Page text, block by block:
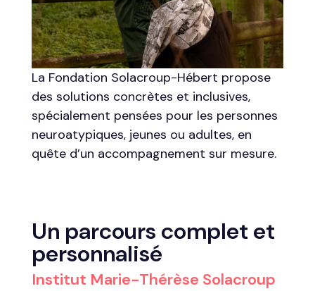
La Fondation Solacroup-Hébert propose
des solutions concrètes et inclusives,
spécialement pensées pour les personnes
neuroatypiques, jeunes ou adultes, en
quête d’un accompagnement sur mesure.
Un parcours complet et
personnalisé
Institut Marie-Thérèse Solacroup